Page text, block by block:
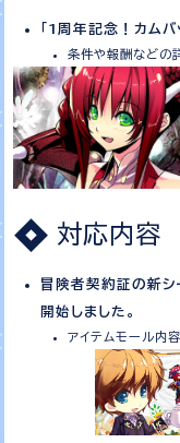
「1周年記念！カムバ
条件や報酬などの詳
対応内容
冒険者契約証の新
開始しました。
アイテムモール内容